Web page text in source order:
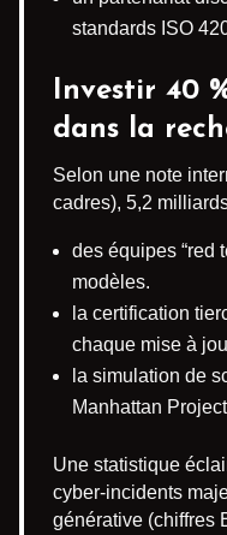
standards ISO
Investir 40
dans la
Selon une note
cadres), 5,2
des équipes “red
modèles.
la certification
chaque mise à
la simulation de
Manhattan
Une statistique
cyber-incidents
générative (chiffres